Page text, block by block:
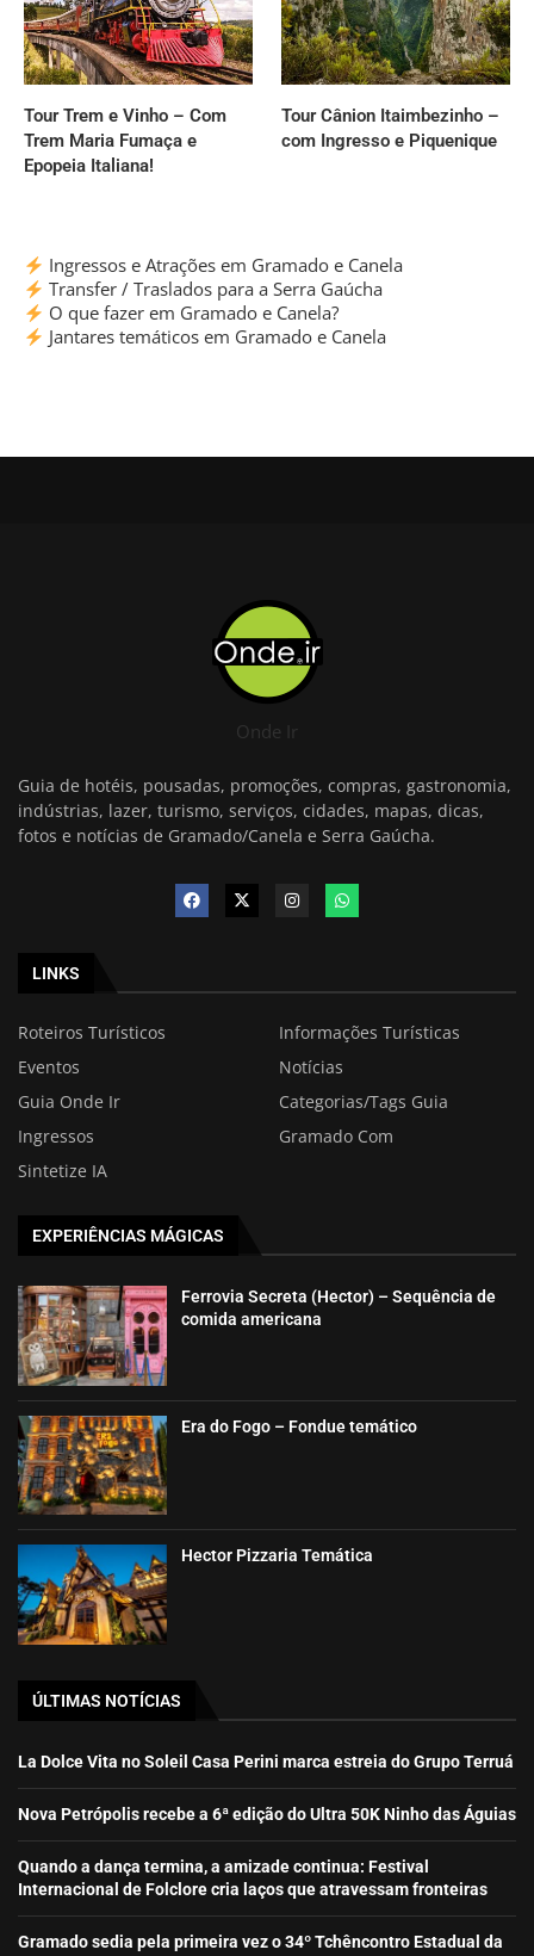
Tour Trem e Vinho – Com
Trem Maria Fumaça e
Epopeia Italiana!
Tour Cânion Itaimbezinho –
com Ingresso e Piquenique
Ingressos e Atrações em Gramado e Canela
Transfer / Traslados para a Serra Gaúcha
O que fazer em Gramado e Canela?
Jantares temáticos em Gramado e Canela
Onde Ir
Guia de hotéis, pousadas, promoções, compras, gastronomia,
indústrias, lazer, turismo, serviços, cidades, mapas, dicas,
fotos e notícias de Gramado/Canela e Serra Gaúcha.
LINKS
Roteiros Turísticos
Informações Turísticas
Eventos
Notícias
Guia Onde Ir
Categorias/Tags Guia
Ingressos
Gramado Com
Sintetize IA
EXPERIÊNCIAS MÁGICAS
Ferrovia Secreta (Hector) – Sequência de
comida americana
Era do Fogo – Fondue temático
Hector Pizzaria Temática
ÚLTIMAS NOTÍCIAS
La Dolce Vita no Soleil Casa Perini marca estreia do Grupo Terruá
Nova Petrópolis recebe a 6ª edição do Ultra 50K Ninho das Águias
Quando a dança termina, a amizade continua: Festival
Internacional de Folclore cria laços que atravessam fronteiras
Gramado sedia pela primeira vez o 34º Tchêncontro Estadual da